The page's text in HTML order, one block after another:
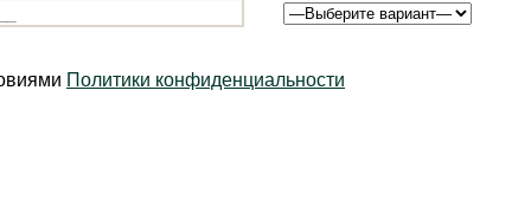
Политики конфиденциальности